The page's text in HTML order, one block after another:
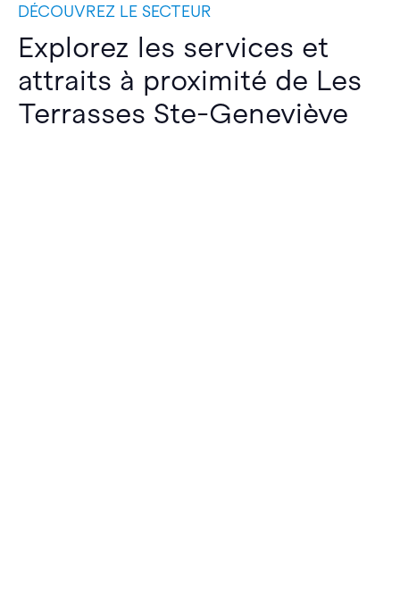
DÉCOUVREZ LE SECTEUR
Explorez les services et
attraits à proximité de Les
Terrasses Ste-Geneviève